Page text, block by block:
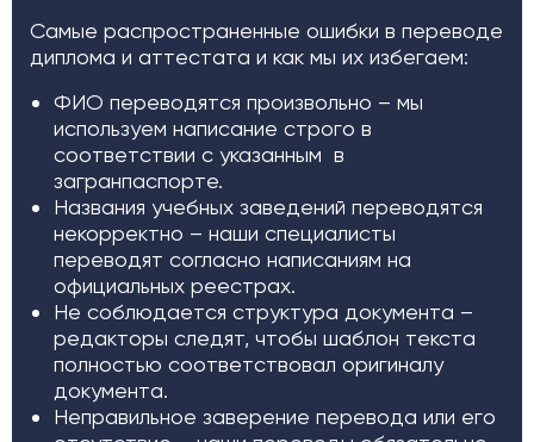
Самые распространенные ошибки в переводе
диплома и аттестата и как мы их избегаем:
ФИО переводятся произвольно – мы
используем написание строго в
соответствии с указанным в
загранпаспорте.
Названия учебных заведений переводятся
некорректно – наши специалисты
переводят согласно написаниям на
официальных реестрах.
Не соблюдается структура документа –
редакторы следят, чтобы шаблон текста
полностью соответствовал оригиналу
документа.
Неправильное заверение перевода или его